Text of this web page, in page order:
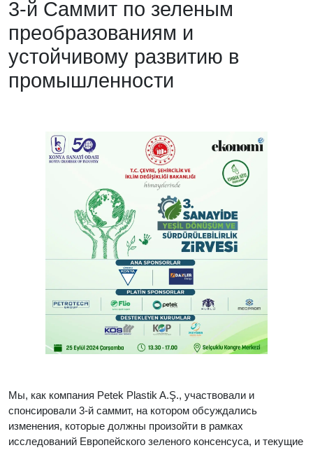
3-й Саммит по зеленым
преобразованиям и
устойчивому развитию в
промышленности
Мы, как компания Petek Plastik A.Ş., участвовали и
спонсировали 3-й саммит, на котором обсуждались
изменения, которые должны произойти в рамках
исследований Европейского зеленого консенсуса, и текущие